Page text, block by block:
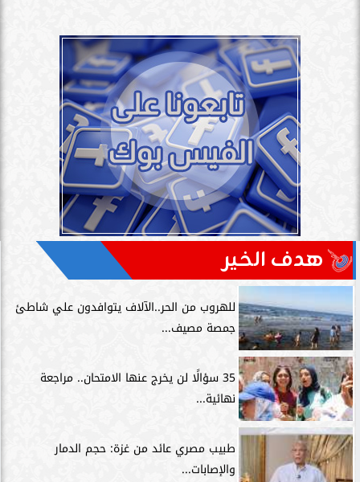
هدف الخير
للهروب من الحر..الآلاف يتوافدون علي شاطئ
جمصة مصيف...
35 سؤالًا لن يخرج عنها الامتحان.. مراجعة
نهائية...
طبيب مصري عائد من غزة: حجم الدمار
والإصابات...